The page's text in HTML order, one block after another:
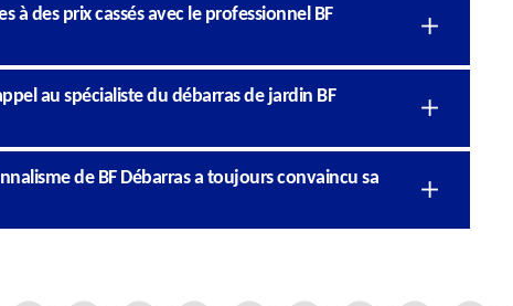
à des prix cassés avec le professionnel BF
au spécialiste du débarras de jardin BF
de BF Débarras a toujours convaincu sa